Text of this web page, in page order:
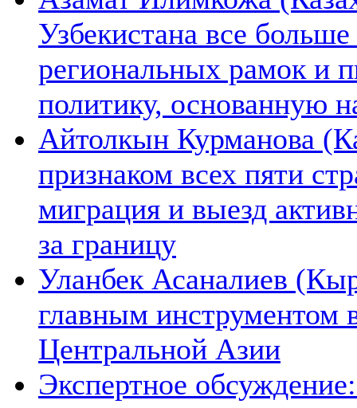
Узбекистана все
региональных рамок и
политику, основанную
Айтолкын Курманова
признаком всех пяти
миграция и выезд
за границу
Уланбек Асаналиев
главным инструментом
Центральной Азии
Экспертное